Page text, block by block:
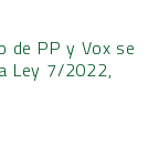
de PP y Vox se
Ley 7/2022,